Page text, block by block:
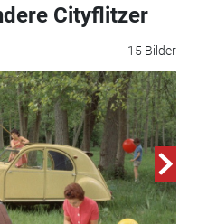
15 Bilder
Cityflitzer